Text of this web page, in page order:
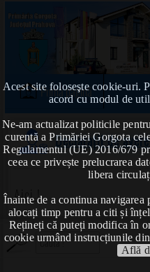
Acest site foloseşte cookie-uri.
acord cu modul de
Ne-am actualizat politicile
curentă a Primăriei Gorgota
Regulamentul (UE) 2016/679
ceea ce privește prelucrarea
libera
Înainte de a continua navigarea
alocați timp pentru a citi și
Rețineți că puteți modifica în
cookie urmând instrucțiunile
Află
Prima pagină
Declarații de
Aici !